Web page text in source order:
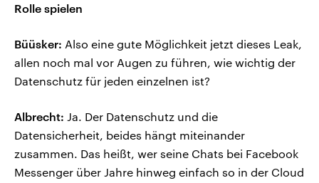
Rolle spielen
Büüsker: Also eine gute Möglichkeit jetzt dieses Leak,
allen noch mal vor Augen zu führen, wie wichtig der
Datenschutz für jeden einzelnen ist?
Albrecht: Ja. Der Datenschutz und die
Datensicherheit, beides hängt miteinander
zusammen. Das heißt, wer seine Chats bei Facebook
Messenger über Jahre hinweg einfach so in der Cloud